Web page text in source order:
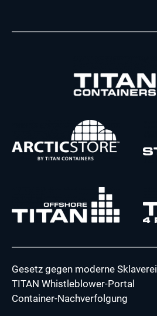
Gesetz gegen moderne Sklaverei
TITAN Whistleblower-Portal
Container-Nachverfolgung